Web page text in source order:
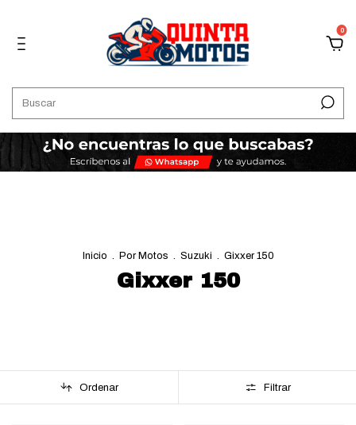
0
Inicio . Por Motos . Suzuki . Gixxer 150
Gixxer 150
Ordenar Filtrar